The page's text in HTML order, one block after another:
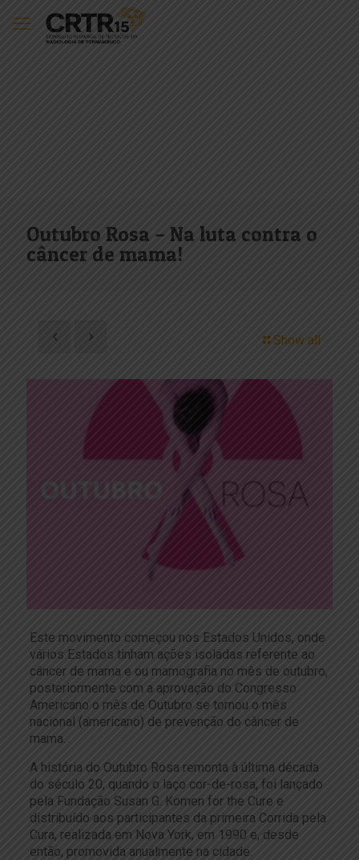
Outubro Rosa – Na luta contra o
câncer de mama!
Show all
Este movimento começou nos Estados Unidos, onde
vários Estados tinham ações isoladas referente ao
câncer de mama e ou mamografia no mês de outubro,
posteriormente com a aprovação do Congresso
Americano o mês de Outubro se tornou o mês
nacional (americano) de prevenção do câncer de
mama.
A história do Outubro Rosa remonta à última década
do século 20, quando o laço cor-de-rosa, foi lançado
pela Fundação Susan G. Komen for the Cure e
distribuído aos participantes da primeira Corrida pela
Cura, realizada em Nova York, em 1990 e, desde
então, promovida anualmente na cidade.